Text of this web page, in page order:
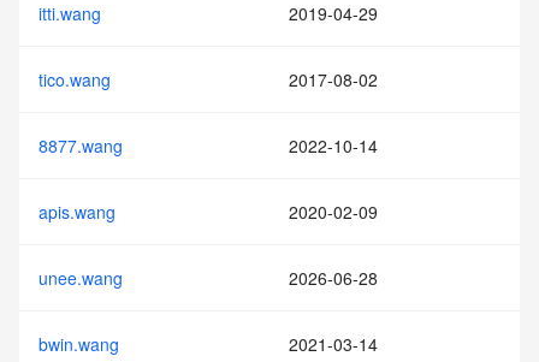
itti.wang 2019-04-29
tico.wang 2017-08-02
8877.wang 2022-10-14
apis.wang 2020-02-09
unee.wang 2026-06-28
bwin.wang 2021-03-14